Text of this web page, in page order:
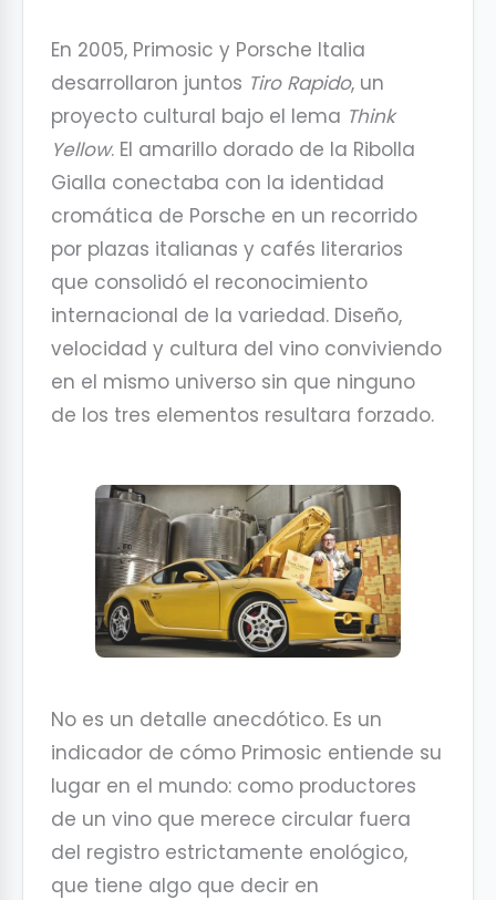
En 2005, Primosic y Porsche Italia
desarrollaron juntos Tiro Rapido, un
proyecto cultural bajo el lema Think
Yellow. El amarillo dorado de la Ribolla
Gialla conectaba con la identidad
cromática de Porsche en un recorrido
por plazas italianas y cafés literarios
que consolidó el reconocimiento
internacional de la variedad. Diseño,
velocidad y cultura del vino conviviendo
en el mismo universo sin que ninguno
de los tres elementos resultara forzado.
No es un detalle anecdótico. Es un
indicador de cómo Primosic entiende su
lugar en el mundo: como productores
de un vino que merece circular fuera
del registro estrictamente enológico,
que tiene algo que decir en